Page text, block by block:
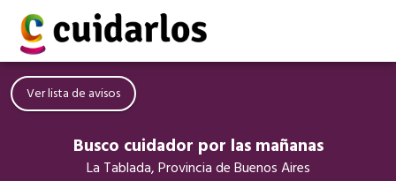
Ver lista de avisos
Busco cuidador por las mañanas
La Tablada, Provincia de Buenos Aires